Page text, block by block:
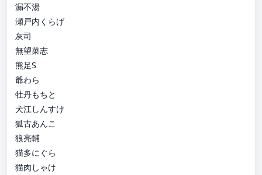
漏不湯
瀬戸内くらげ
灰司
無望菜志
熊足S
爺わら
牡丹もちと
犬江しんすけ
狐古あんこ
狼亮輔
猫多にぐら
猫肉しゃけ